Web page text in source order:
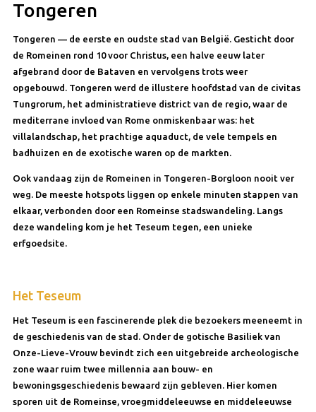
Tongeren
Tongeren — de eerste en oudste stad van België. Gesticht door
de Romeinen rond 10 voor Christus, een halve eeuw later
afgebrand door de Bataven en vervolgens trots weer
opgebouwd. Tongeren werd de illustere hoofdstad van de civitas
Tungrorum, het administratieve district van de regio, waar de
mediterrane invloed van Rome onmiskenbaar was: het
villalandschap, het prachtige aquaduct, de vele tempels en
badhuizen en de exotische waren op de markten.
Ook vandaag zijn de Romeinen in Tongeren-Borgloon nooit ver
weg. De meeste hotspots liggen op enkele minuten stappen van
elkaar, verbonden door een Romeinse stadswandeling. Langs
deze wandeling kom je het Teseum tegen, een unieke
erfgoedsite.
Het Teseum
Het Teseum is een fascinerende plek die bezoekers meeneemt in
de geschiedenis van de stad. Onder de gotische Basiliek van
Onze-Lieve-Vrouw bevindt zich een uitgebreide archeologische
zone waar ruim twee millennia aan bouw- en
bewoningsgeschiedenis bewaard zijn gebleven. Hier komen
sporen uit de Romeinse, vroegmiddeleeuwse en middeleeuwse